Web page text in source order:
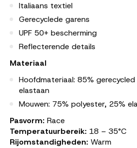
Italiaans textiel
Gerecyclede garens
UPF 50+ bescherming
Reflecterende details
Materiaal
Hoofdmateriaal: 85%
elastaan
Mouwen: 75% polyester, 25%
Pasvorm: Race
Temperatuurbereik: 18 – 35°C
Rijomstandigheden: Warm